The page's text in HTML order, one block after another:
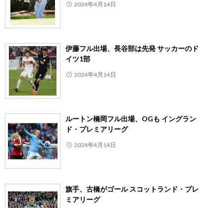
2024年4月14日
伊藤フル出場、長谷部は先発 サッカーのド
イツ1部
2024年4月14日
ルートン橋岡フル出場、OGも イングラン
ド・プレミアリーグ
2024年4月14日
旗手、古橋がゴール スコットランド・プレ
ミアリーグ